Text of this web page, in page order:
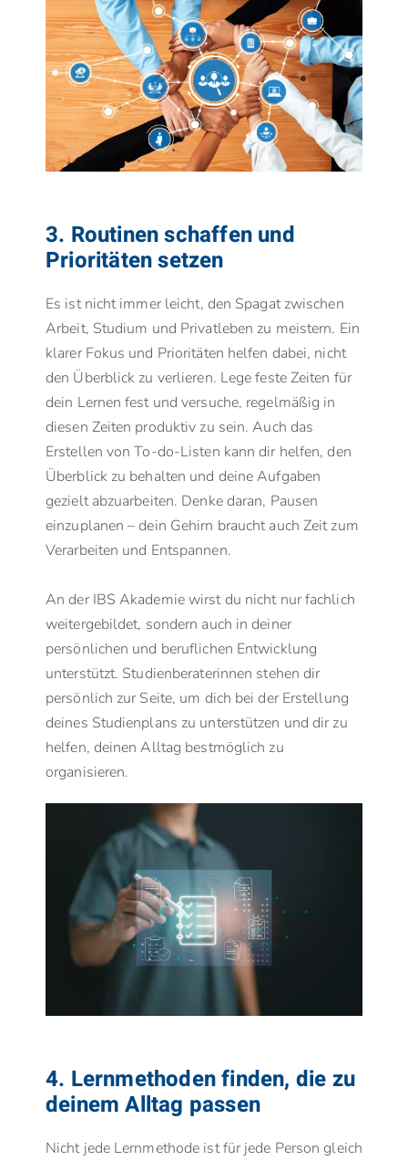
3. Routinen schaffen und
Prioritäten setzen
Es ist nicht immer leicht, den Spagat zwischen
Arbeit, Studium und Privatleben zu meistern. Ein
klarer Fokus und Prioritäten helfen dabei, nicht
den Überblick zu verlieren. Lege feste Zeiten für
dein Lernen fest und versuche, regelmäßig in
diesen Zeiten produktiv zu sein. Auch das
Erstellen von To-do-Listen kann dir helfen, den
Überblick zu behalten und deine Aufgaben
gezielt abzuarbeiten. Denke daran, Pausen
einzuplanen – dein Gehirn braucht auch Zeit zum
Verarbeiten und Entspannen.
An der IBS Akademie wirst du nicht nur fachlich
weitergebildet, sondern auch in deiner
persönlichen und beruflichen Entwicklung
unterstützt. Studienberaterinnen stehen dir
persönlich zur Seite, um dich bei der Erstellung
deines Studienplans zu unterstützen und dir zu
helfen, deinen Alltag bestmöglich zu
organisieren.
4. Lernmethoden finden, die zu
deinem Alltag passen
Nicht jede Lernmethode ist für jede Person gleich